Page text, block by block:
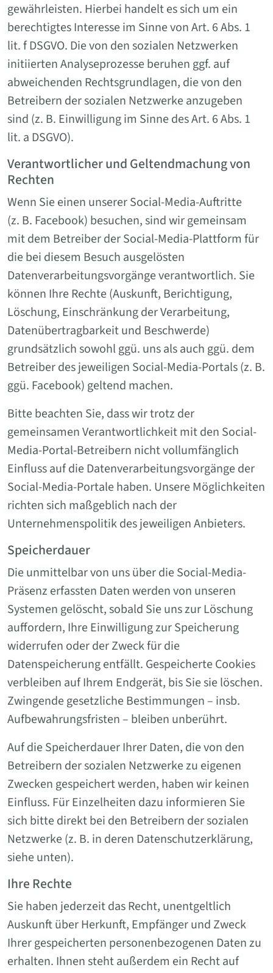
gewährleisten. Hierbei handelt es sich um ein
berechtigtes Interesse im Sinne von Art. 6 Abs. 1
lit. f DSGVO. Die von den sozialen Netzwerken
initiierten Analyseprozesse beruhen ggf. auf
abweichenden Rechtsgrundlagen, die von den
Betreibern der sozialen Netzwerke anzugeben
sind (z. B. Einwilligung im Sinne des Art. 6 Abs. 1
lit. a DSGVO).
Verantwortlicher und Geltendmachung von
Rechten
Wenn Sie einen unserer Social-Media-Auftritte
(z. B. Facebook) besuchen, sind wir gemeinsam
mit dem Betreiber der Social-Media-Plattform für
die bei diesem Besuch ausgelösten
Datenverarbeitungsvorgänge verantwortlich. Sie
können Ihre Rechte (Auskunft, Berichtigung,
Löschung, Einschränkung der Verarbeitung,
Datenübertragbarkeit und Beschwerde)
grundsätzlich sowohl ggü. uns als auch ggü. dem
Betreiber des jeweiligen Social-Media-Portals (z. B.
ggü. Facebook) geltend machen.
Bitte beachten Sie, dass wir trotz der
gemeinsamen Verantwortlichkeit mit den Social-
Media-Portal-Betreibern nicht vollumfänglich
Einfluss auf die Datenverarbeitungsvorgänge der
Social-Media-Portale haben. Unsere Möglichkeiten
richten sich maßgeblich nach der
Unternehmenspolitik des jeweiligen Anbieters.
Speicherdauer
Die unmittelbar von uns über die Social-Media-
Präsenz erfassten Daten werden von unseren
Systemen gelöscht, sobald Sie uns zur Löschung
auffordern, Ihre Einwilligung zur Speicherung
widerrufen oder der Zweck für die
Datenspeicherung entfällt. Gespeicherte Cookies
verbleiben auf Ihrem Endgerät, bis Sie sie löschen.
Zwingende gesetzliche Bestimmungen – insb.
Aufbewahrungsfristen – bleiben unberührt.
Auf die Speicherdauer Ihrer Daten, die von den
Betreibern der sozialen Netzwerke zu eigenen
Zwecken gespeichert werden, haben wir keinen
Einfluss. Für Einzelheiten dazu informieren Sie
sich bitte direkt bei den Betreibern der sozialen
Netzwerke (z. B. in deren Datenschutzerklärung,
siehe unten).
Ihre Rechte
Sie haben jederzeit das Recht, unentgeltlich
Auskunft über Herkunft, Empfänger und Zweck
Ihrer gespeicherten personenbezogenen Daten zu
erhalten. Ihnen steht außerdem ein Recht auf